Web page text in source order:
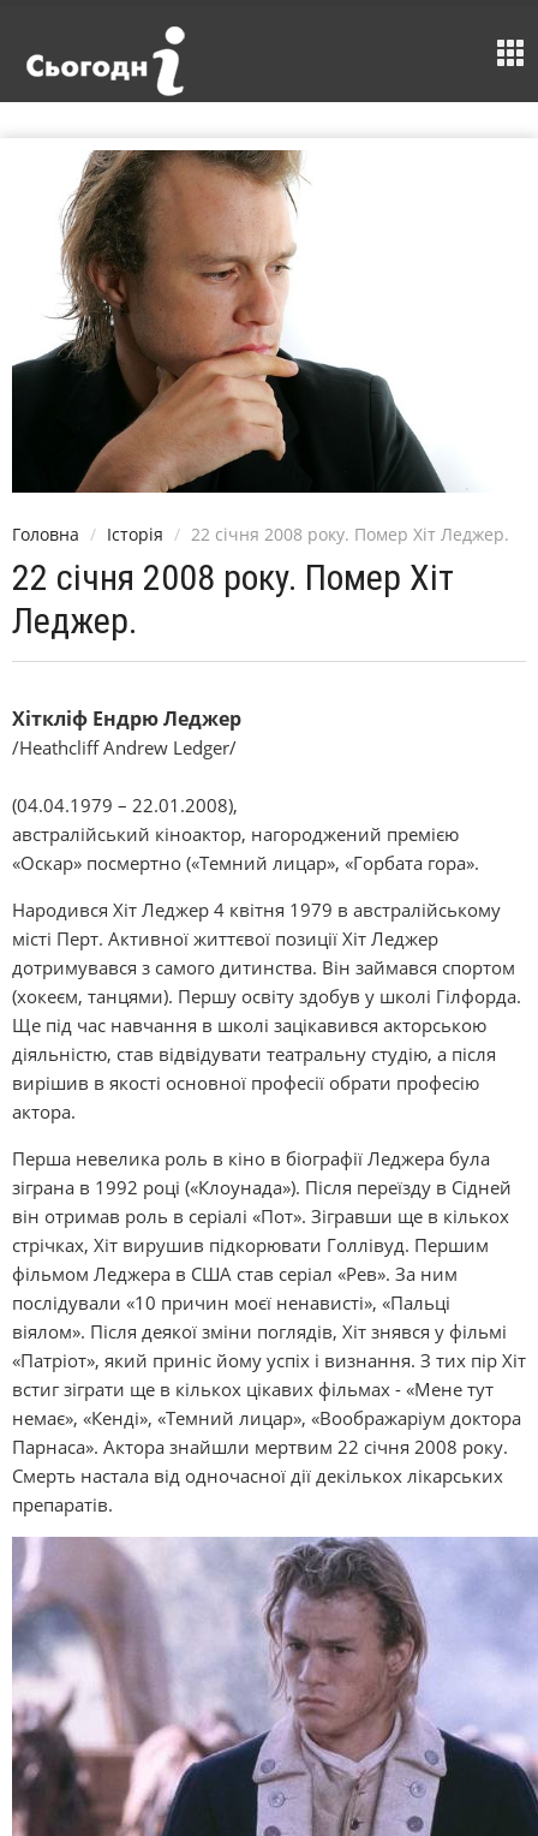
Головна Історія 22 січня 2008 року. Помер Хіт Леджер.
22 січня 2008 року. Помер Хіт
Леджер.
Хіткліф Ендрю Леджер
/Heathcliff Andrew Ledger/
(04.04.1979 – 22.01.2008),
австралійський кіноактор, нагороджений премією
«Оскар» посмертно («Темний лицар», «Горбата гора».
Народився Хіт Леджер 4 квітня 1979 в австралійському
місті Перт. Активної життєвої позиції Хіт Леджер
дотримувався з самого дитинства. Він займався спортом
(хокеєм, танцями). Першу освіту здобув у школі Гілфорда.
Ще під час навчання в школі зацікавився акторською
діяльністю, став відвідувати театральну студію, а після
вирішив в якості основної професії обрати професію
актора.
Перша невелика роль в кіно в біографії Леджера була
зіграна в 1992 році («Клоунада»). Після переїзду в Сідней
він отримав роль в серіалі «Пот». Зігравши ще в кількох
стрічках, Хіт вирушив підкорювати Голлівуд. Першим
фільмом Леджера в США став серіал «Рев». За ним
послідували «10 причин моєї ненависті», «Пальці
віялом». Після деякої зміни поглядів, Хіт знявся у фільмі
«Патріот», який приніс йому успіх і визнання. З тих пір Хіт
встиг зіграти ще в кількох цікавих фільмах - «Мене тут
немає», «Кенді», «Темний лицар», «Воображаріум доктора
Парнаса». Актора знайшли мертвим 22 січня 2008 року.
Смерть настала від одночасної дії декількох лікарських
препаратів.